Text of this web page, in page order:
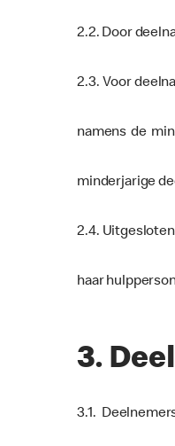
2.2. Door
2.3. Voor
namens de
minderjarige
2.4.
haar
3.
3.1.